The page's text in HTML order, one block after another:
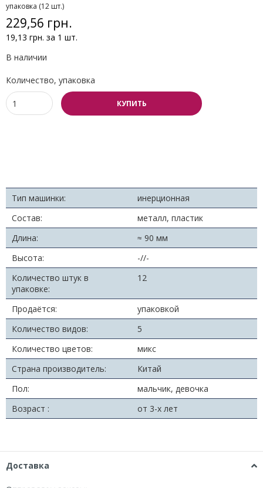
упаковка (12 шт.)
229,56 грн.
19,13 грн. за 1 шт.
В наличии
Количество, упаковка
КУПИТЬ
Тип машинки:
инерционная
Состав:
металл, пластик
Длина:
≈ 90 мм
Высота:
-//-
Количество штук в
упаковке:
12
Продаётся:
упаковкой
Количество видов:
5
Количество цветов:
микс
Страна производитель:
Китай
Пол:
мальчик, девочка
Возраст :
от 3-х лет
Доставка